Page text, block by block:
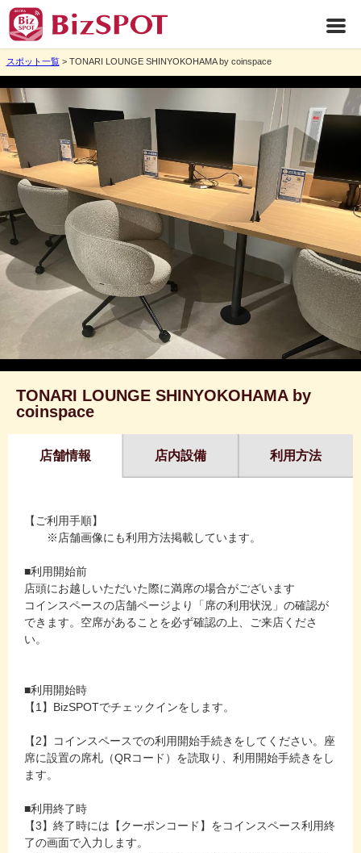
スポット一覧> TONARI LOUNGE SHINYOKOHAMA by coinspace
TONARI LOUNGE SHINYOKOHAMA by
coinspace
店舗情報 店内設備 利用方法
【ご利用手順】
※店舗画像にも利用方法掲載しています。
■利用開始前
店頭にお越しいただいた際に満席の場合がございます
コインスペースの店舗ページより「席の利用状況」の確認が
できます。空席があることを必ず確認の上、ご来店くださ
い。
■利用開始時
【1】BizSPOTでチェックインをします。
【2】コインスペースでの利用開始手続きをしてください。座
席に設置の席札（QRコード）を読取り、利用開始手続きをし
ます。
■利用終了時
【3】終了時には【クーポンコード】をコインスペース利用終
了の画面で入力します。